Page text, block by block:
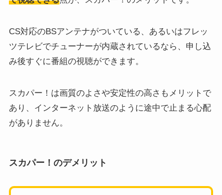
CS対応のBSアンテナがついている、あるいはフレッ
ツテレビでチューナーが内蔵されているなら、申し込
み後すぐに番組の視聴ができます。
スカパー！は画質のよさや安定性の高さもメリットで
あり、インターネット放送のように途中で止まる心配
がありません。
スカパー！のデメリット